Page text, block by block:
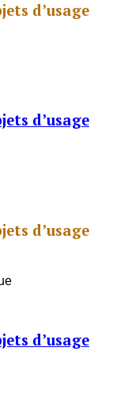
d’usage
d’usage
d’usage
d’usage